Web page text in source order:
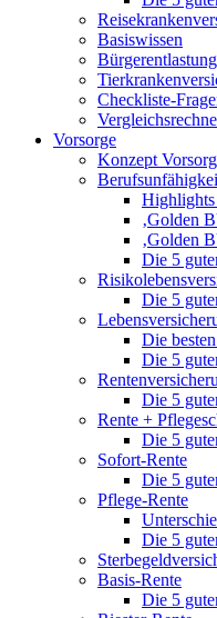
Basiswissen
Checkliste-
Vorsorge
Konzept
Highlights
‚Golden
‚Golden
Die 5
Die 5
Die
Die 5
Die 5
Rente +
Die 5
Sofort-Rente
Die 5
Pflege-Rente
Die 5
Basis-Rente
Die 5